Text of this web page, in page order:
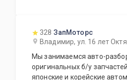
328 ЗапМоторс
Владимир, ул. 16 лет
Мы занимаемся авто-
оригинальных б/у
японские и корейские